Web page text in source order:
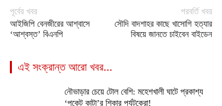
পূর্বের খবর
আইজিপি বেনজীরের আশ্বাসে
‘আশ্বস্ত’ বিএনপি
পরবর্তি খবর
সৌদি বাদশাহর কাছে খাসোগি হত্যার
বিষয়ে জানতে চাইবেন বাইডেন
এই সংক্রান্ত আরো খবর...
নৌভাড়ার চেয়ে টোল বেশি: মহেশখালী ঘাটে প্রকাশ্য
‘পকেট কাটা’র শিকার পর্যটকেরা!